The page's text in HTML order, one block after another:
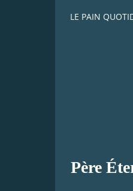
LE PAIN
Père